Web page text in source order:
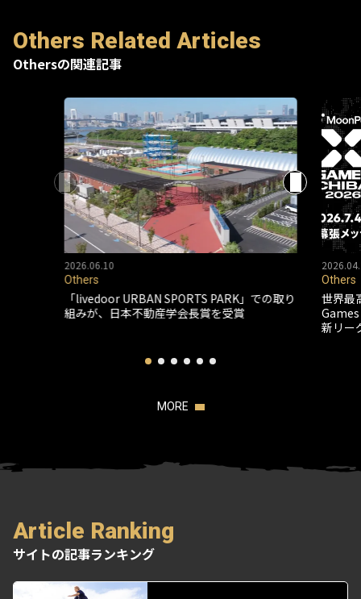
Others Related Articles
Othersの関連記事
2026.06.10
Others
「livedoor URBAN SPORTS PARK」での取り
組みが、日本不動産学会長賞を受賞
Others
世界最
新リー
MORE
Article Ranking
サイトの記事ランキング